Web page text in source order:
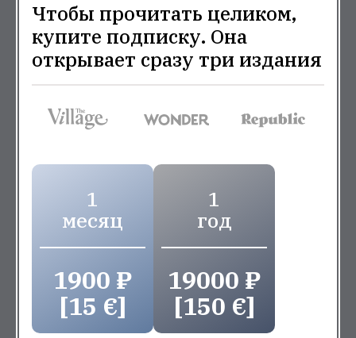
Чтобы прочитать целиком,
купите подписку. Она
открывает сразу три издания
1
месяц
1900 ₽
[15 €]
1
год
19000 ₽
[150 €]